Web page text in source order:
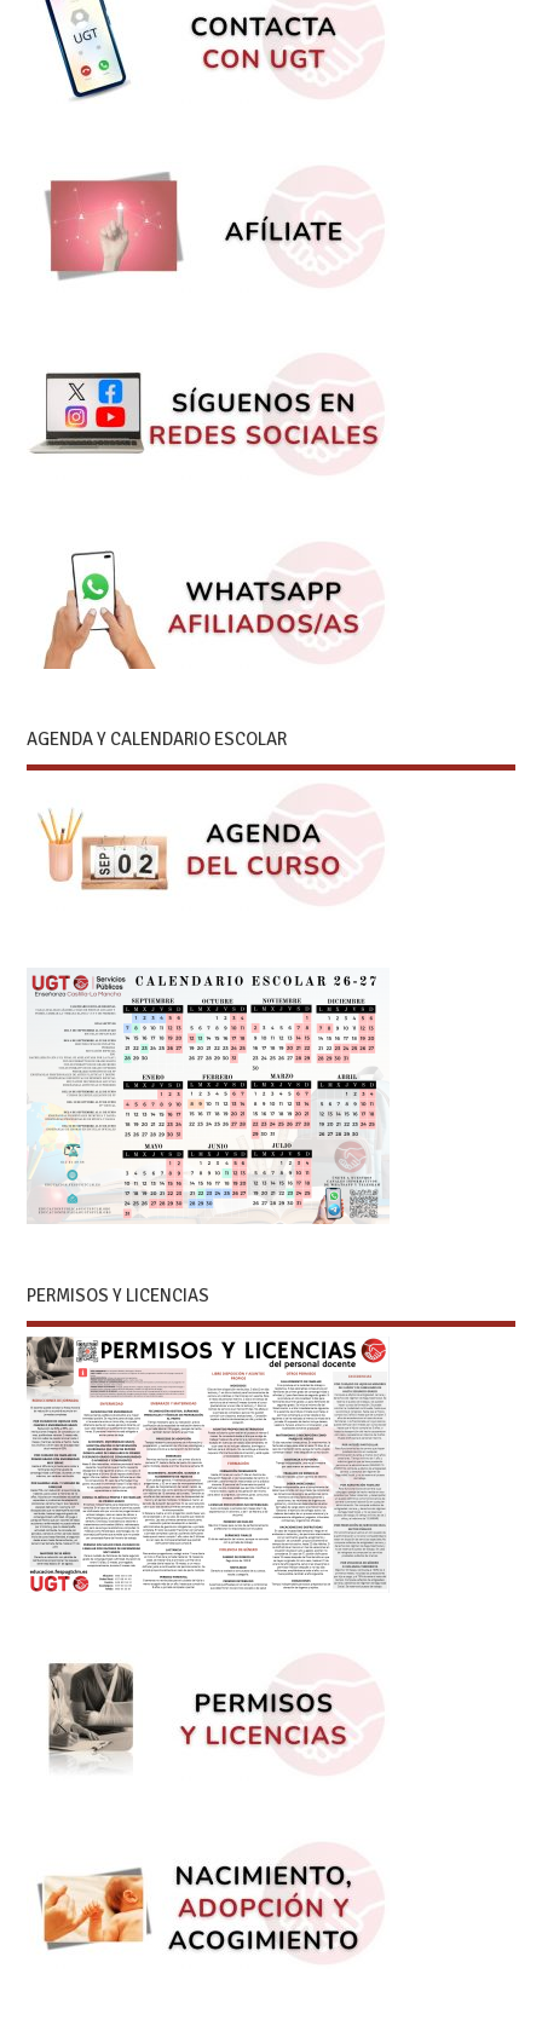
AGENDA Y CALENDARIO ESCOLAR
PERMISOS Y LICENCIAS